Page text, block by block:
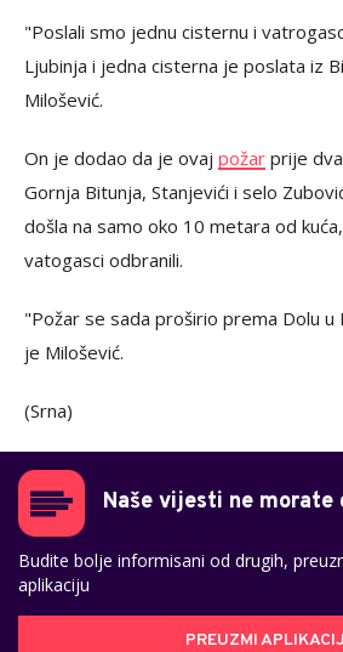
"Poslali smo jednu cisternu i
Ljubinja i jedna cisterna je poslata iz
Milošević.
On je dodao da je ovaj požar prije
Gornja Bitunja, Stanjevići i selo
došla na samo oko 10 metara od
vatogasci odbranili.
"Požar se sada proširio prema Dolu u
je Milošević.
(Srna)
Naše vijesti ne morate
Budite bolje informisani od drugih,
aplikaciju
PREUZMI